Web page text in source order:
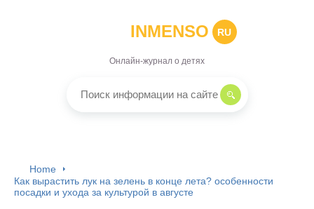
INMENSO RU
Онлайн-журнал о детях
Home
Как вырастить лук на зелень в конце лета? особенности
посадки и ухода за культурой в августе